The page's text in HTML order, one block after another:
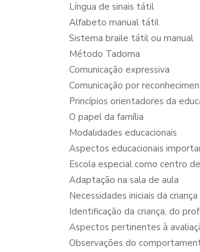
Língua de sinais tátil
Alfabeto manual tátil
Sistema braile tátil ou manual
Método Tadoma
Comunicação expressiva
Comunicação por
Princípios orientadores da
O papel da família
Modalidades educacionais
Aspectos educacionais
Escola especial como centro
Adaptação na sala de aula
Necessidades iniciais da
Identificação da criança, do
Aspectos pertinentes à
Observações do